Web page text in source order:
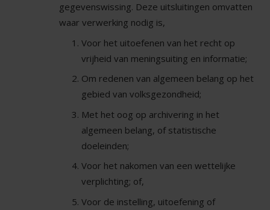
gegevenswissing. Deze uitsluitingen omvatten
waar verwerking nodig is,
Voor het uitoefenen van het recht op
vrijheid van meningsuiting en informatie;
Om redenen van algemeen belang op het
gebied van volksgezondheid;
Met het oog op archivering in het
algemeen belang, of statistische
doeleinden;
Voor het nakomen van een wettelijke
verplichting; of,
Voor de instelling, uitoefening of